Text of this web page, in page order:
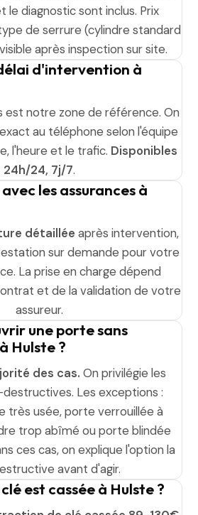
le diagnostic sont inclus. Prix
de serrure (cylindre standard
après inspection sur site.
d'intervention à
est notre zone de référence. On
au téléphone selon l'équipe
l'heure et le trafic. Disponibles
24h/24, 7j/7.
les assurances à
détaillée après intervention,
sur demande pour votre
La prise en charge dépend
et de la validation de votre
assureur.
une porte sans
Hulste ?
des cas. On privilégie les
Les exceptions :
très usée, porte verrouillée à
trop abîmé ou porte blindée
ces cas, on explique l'option la
avant d'agir.
est cassée à Hulste ?